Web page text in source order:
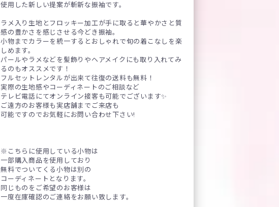
使用した新しい提案が斬新な振袖です。
ラメ入り生地とフロッキー加工が手に取ると華やかさと質
感の豊かさを感じさせる今どき振袖。
小物までカラーを統一するとおしゃれで旬の着こなしを楽
しめます。
パールやラメなどを髪飾りやヘアメイクにも取り入れてみ
るのもオススメです！
フルセットレンタルが出来て往復の送料も無料！
実際の生地感やコーディネートのご相談など
テレビ電話にてオンライン接客も可能でございます✨
ご遠方のお客様も実店舗までご来店も
可能ですのでお気軽にお問い合わせ下さい!
※こちらに使用している小物は
一部購入商品を使用しており
無料でついてくる小物は別の
コーディネートとなります。
同じものをご希望のお客様は
一度在庫確認のご連絡をお願い致します。